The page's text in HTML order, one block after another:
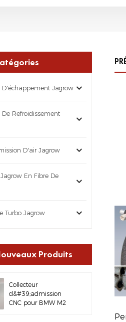
D'échappement Jagrow
De Refroidissement
D'air Jagrow
En Fibre De
Turbo Jagrow
Produits
Collecteur
d&#39;admission
CNC pour BMW M2